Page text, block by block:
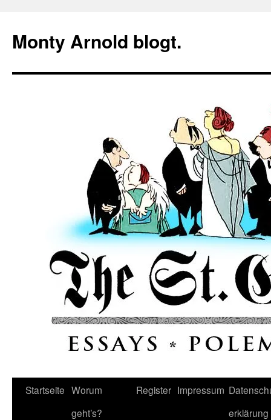
springen
Monty Arnold blogt.
Startseite Worum
geht’s?
Register Impressum
erklärung